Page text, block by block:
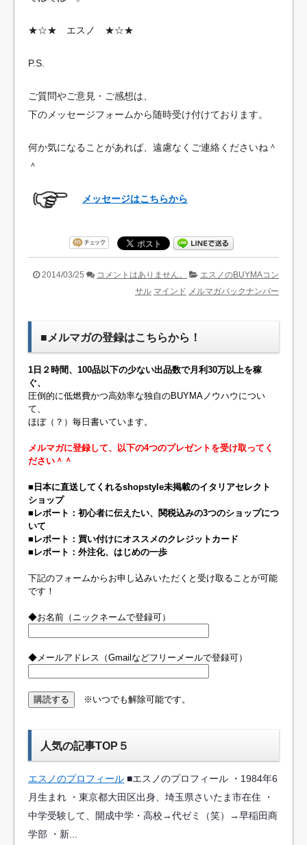
★☆★ エスノ ★☆★
P.S.
ご質問やご意見・ご感想は、
下のメッセージフォームから随時受け付けております。
何か気になることがあれば、遠慮なくご連絡くださいね＾
＾
メッセージはこちらから
2014/03/25 コメントはありません。
エスノのBUYMAコン
サル マインド メルマガバックナンバー
■メルマガの登録はこちらから！
1日２時間、100品以下の少ない出品数で月利30万以上を稼
ぐ、
圧倒的に低燃費かつ高効率な独自のBUYMAノウハウについ
て、
ほぼ（？）毎日書いています。
メルマガに登録して、以下の4つのプレゼントを受け取ってく
ださい＾＾
■日本に直送してくれるshopstyle未掲載のイタリアセレクト
ショップ
■レポート：初心者に伝えたい、関税込みの3つのショップにつ
いて
■レポート：買い付けにオススメのクレジットカード
■レポート：外注化、はじめの一歩
下記のフォームからお申し込みいただくと受け取ることが可能
です！
◆お名前（ニックネームで登録可）
◆メールアドレス（Gmailなどフリーメールで登録可）
※いつでも解除可能です。
人気の記事TOP５
エスノのプロフィール ■エスノのプロフィール ・1984年6
月生まれ ・東京都大田区出身、埼玉県さいたま市在住 ・
中学受験して、開成中学・高校→代ゼミ（笑）→早稲田商
学部 ・新...